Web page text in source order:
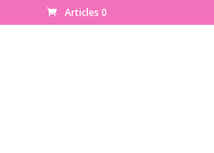
Articles 0